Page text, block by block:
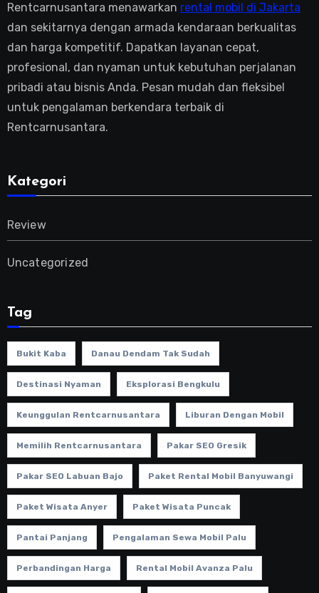
Rentcarnusantara menawarkan rental mobil di Jakarta
dan sekitarnya dengan armada kendaraan berkualitas
dan harga kompetitif. Dapatkan layanan cepat,
profesional, dan nyaman untuk kebutuhan perjalanan
pribadi atau bisnis Anda. Pesan mudah dan fleksibel
untuk pengalaman berkendara terbaik di
Rentcarnusantara.
Kategori
Review
Uncategorized
Tag
Bukit Kaba Danau Dendam Tak Sudah
Destinasi Nyaman Eksplorasi Bengkulu
Keunggulan Rentcarnusantara Liburan Dengan Mobil
Memilih Rentcarnusantara Pakar SEO Gresik
Pakar SEO Labuan Bajo Paket Rental Mobil Banyuwangi
Paket Wisata Anyer Paket Wisata Puncak
Pantai Panjang Pengalaman Sewa Mobil Palu
Perbandingan Harga Rental Mobil Avanza Palu